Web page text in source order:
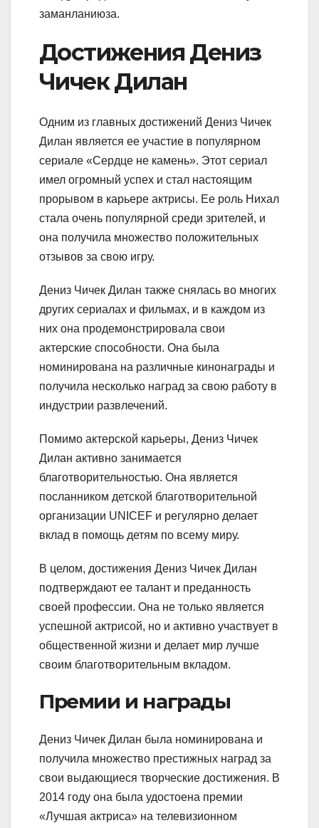
заманланиюза.
Достижения Дениз
Чичек Дилан
Одним из главных достижений Дениз Чичек
Дилан является ее участие в популярном
сериале «Сердце не камень». Этот сериал
имел огромный успех и стал настоящим
прорывом в карьере актрисы. Ее роль Нихал
стала очень популярной среди зрителей, и
она получила множество положительных
отзывов за свою игру.
Дениз Чичек Дилан также снялась во многих
других сериалах и фильмах, и в каждом из
них она продемонстрировала свои
актерские способности. Она была
номинирована на различные кинонаграды и
получила несколько наград за свою работу в
индустрии развлечений.
Помимо актерской карьеры, Дениз Чичек
Дилан активно занимается
благотворительностью. Она является
посланником детской благотворительной
организации UNICEF и регулярно делает
вклад в помощь детям по всему миру.
В целом, достижения Дениз Чичек Дилан
подтверждают ее талант и преданность
своей профессии. Она не только является
успешной актрисой, но и активно участвует в
общественной жизни и делает мир лучше
своим благотворительным вкладом.
Премии и награды
Дениз Чичек Дилан была номинирована и
получила множество престижных наград за
свои выдающиеся творческие достижения. В
2014 году она была удостоена премии
«Лучшая актриса» на телевизионном